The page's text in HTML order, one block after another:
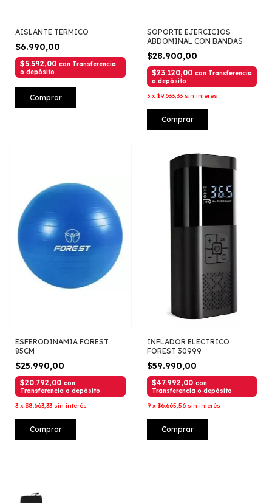
AISLANTE TERMICO
$6.990,00
$5.592,00 con Transferencia
o depósito
Comprar
SOPORTE EJERCICIOS
ABDOMINAL CON BANDAS
$28.900,00
$23.120,00 con Transferencia
o depósito
3 x $9.633,33 sin interés
Comprar
ESFERODINAMIA FOREST
85CM
$25.990,00
$20.792,00 con
Transferencia o depósito
3 x $8.663,33 sin interés
Comprar
INFLADOR ELECTRICO
FOREST 30999
$59.990,00
$47.992,00 con
Transferencia o depósito
9 x $6.665,56 sin interés
Comprar